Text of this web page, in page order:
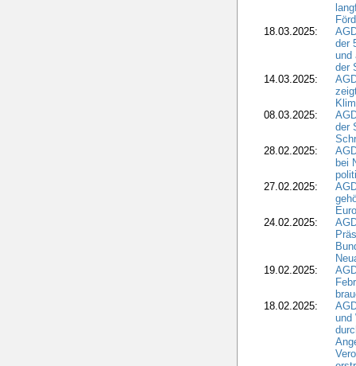
18.03.2025:
der
und
der
14.03.2025:
08.03.2025:
der
28.02.2025:
bei
27.02.2025:
24.02.2025:
19.02.2025:
18.02.2025:
und